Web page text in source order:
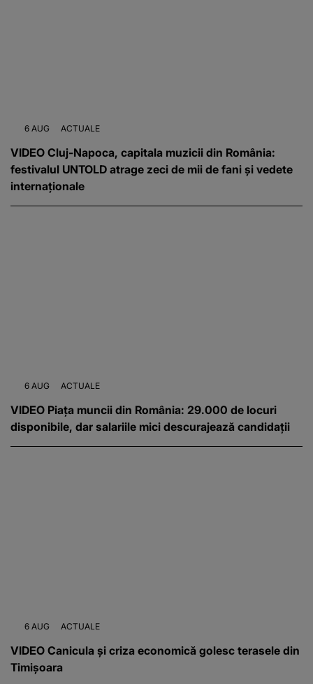
6 AUG ACTUALE
VIDEO Cluj-Napoca, capitala muzicii din România:
festivalul UNTOLD atrage zeci de mii de fani și vedete
internaționale
6 AUG ACTUALE
VIDEO Piața muncii din România: 29.000 de locuri
disponibile, dar salariile mici descurajează candidații
6 AUG ACTUALE
VIDEO Canicula și criza economică golesc terasele din
Timișoara